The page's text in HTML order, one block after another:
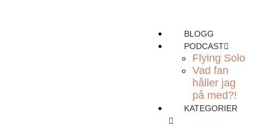
BLOGG
PODCAST
Flying Solo
Vad fan
håller jag
på med?!
KATEGORIER